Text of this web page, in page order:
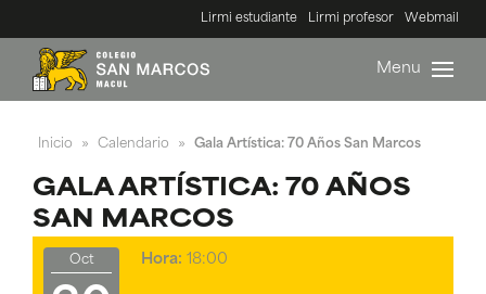
Lirmi estudiante Lirmi profesor Webmail
Menu
Inicio » Calendario » Gala Artística: 70 Años San Marcos
GALA ARTÍSTICA: 70 AÑOS
SAN MARCOS
Oct Hora: 18:00